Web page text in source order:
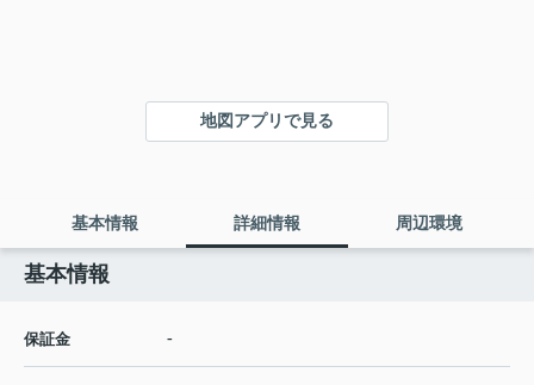
地図アプリで見る
基本情報 詳細情報 周辺環境
基本情報
保証金 -